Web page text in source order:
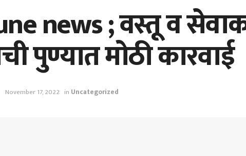
news ; वस्तू व
पुण्यात मोठी कारवाई
November 17, 2022 in Uncategorized